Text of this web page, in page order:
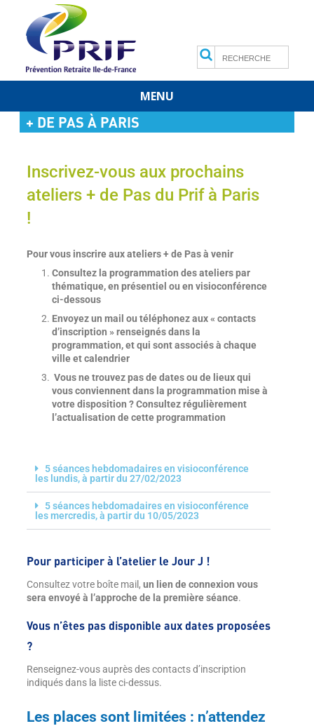
Search
MENU
+ DE PAS À PARIS
Inscrivez-vous aux prochains
ateliers + de Pas du Prif à Paris
!
Pour vous inscrire aux ateliers + de Pas à venir
Consultez la programmation des ateliers par
thématique, en présentiel ou en visioconférence
ci-dessous
Envoyez un mail ou téléphonez aux « contacts
d’inscription » renseignés dans la
programmation, et qui sont associés à chaque
ville et calendrier
Vous ne trouvez pas de dates ou de lieux qui
vous conviennent dans la programmation mise à
votre disposition ? Consultez régulièrement
l’actualisation de cette programmation
5 séances hebdomadaires en visioconférence
les lundis, à partir du 27/02/2023
5 séances hebdomadaires en visioconférence
les mercredis, à partir du 10/05/2023
Pour participer à l’atelier le Jour J !
Consultez votre boîte mail, un lien de connexion vous
sera envoyé à l’approche de la première séance.
Vous n’êtes pas disponible aux dates proposées
?
Renseignez-vous auprès des contacts d’inscription
indiqués dans la liste ci-dessus.
Les places sont limitées : n’attendez